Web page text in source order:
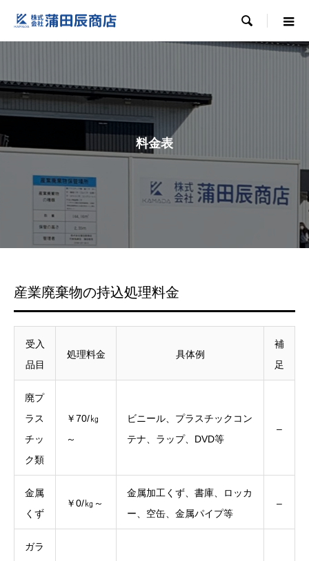

料金表
産業廃棄物の持込処理料金
受入
品目
処理料金 具体例
補
足
廃プ
ラス
チッ
ク類
￥70/㎏
～
ビニール、プラスチックコン
テナ、ラップ、DVD等
–
金属
くず
￥0/㎏～
金属加工くず、書庫、ロッカ
ー、空缶、金属パイプ等
–
ガラ